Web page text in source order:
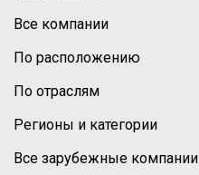
Все компании
По расположению
По отраслям
Регионы и категории
Все зарубежные компании